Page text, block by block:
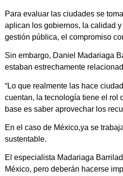
Para evaluar las ciudades se
aplican los gobiernos, la calidad
gestión pública, el compromiso
Sin embargo, Daniel Madariaga
estaban estrechamente
“Lo que realmente las hace
cuentan, la tecnología tiene el rol
base es saber aprovechar los
En el caso de México,ya se
sustentable.
El especialista Madariaga
México, pero deberán hacerse